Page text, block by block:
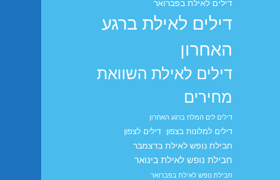
דילים לאילת בפברואר
דילים לאילת ברגע
האחרון
דילים לאילת השוואת
מחירים
דילים לים המלח ברגע האחרון
דילים למלונות בצפון דילים לצפון
חבילת נופש לאילת בדצמבר
חבילת נופש לאילת בינואר
חבילת נופש לאילת בפברואר